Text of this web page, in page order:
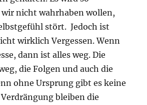
wir nicht wahrhaben wollen,
stört. Jedoch ist
wirklich Vergessen. Wenn
dann ist alles weg. Die
die Folgen und auch die
ohne Ursprung gibt es keine
bleiben die